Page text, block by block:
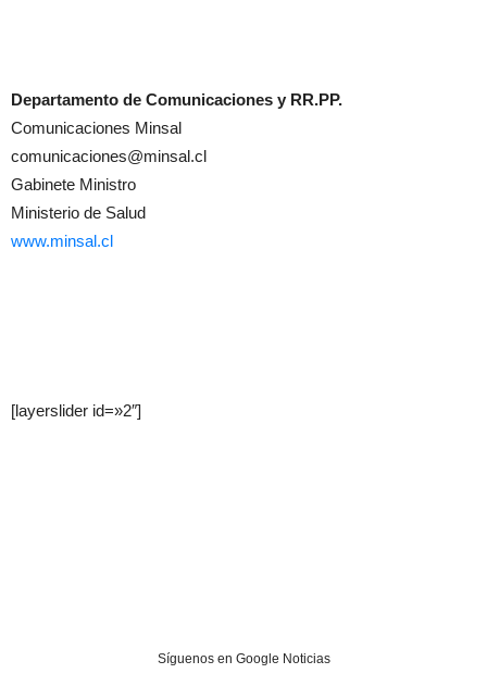
Departamento de Comunicaciones y RR.PP.
Comunicaciones Minsal
comunicaciones@minsal.cl
Gabinete Ministro
Ministerio de Salud
www.minsal.cl
[layerslider id=»2″]
Síguenos en Google Noticias